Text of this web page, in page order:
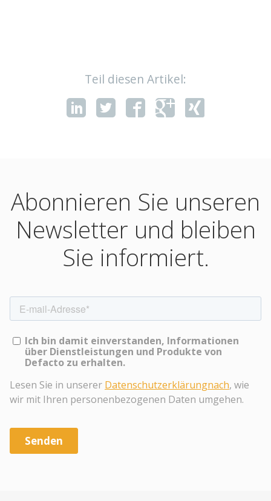
Teil diesen Artikel:
Abonnieren Sie unseren
Newsletter und bleiben
Sie informiert.